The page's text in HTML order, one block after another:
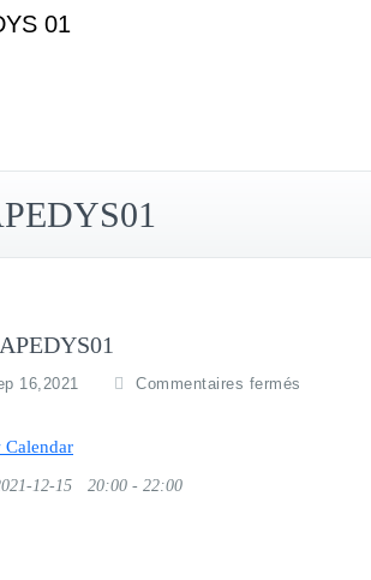
16,2021 Commentaires fermés
Calendar
12-15 20:00 - 22:00